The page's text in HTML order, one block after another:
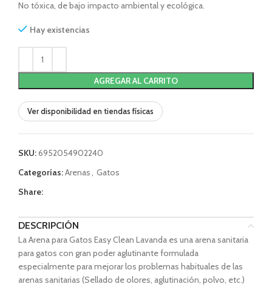
No tóxica, de bajo impacto ambiental y ecológica.
Hay existencias
AGREGAR AL CARRITO
Ver disponibilidad en tiendas físicas
SKU:6952054902240
Categorías:Arenas, Gatos
Share:
DESCRIPCIÓN
La Arena para Gatos Easy Clean Lavanda es una arena sanitaria
para gatos con gran poder aglutinante formulada
especialmente para mejorar los problemas habituales de las
arenas sanitarias (Sellado de olores, aglutinación, polvo, etc.)